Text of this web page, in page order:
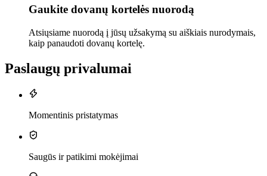
Gaukite dovanų kortelės nuorodą
Atsiųsiame nuorodą į jūsų užsakymą su aiškiais nurodymais,
kaip panaudoti dovanų kortelę.
Paslaugų privalumai
Momentinis pristatymas
Saugūs ir patikimi mokėjimai